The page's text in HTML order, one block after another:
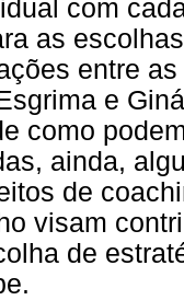
com
as
entre
e
como
ainda,
de
visam
de